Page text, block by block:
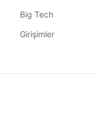
Big Tech
Girişimler